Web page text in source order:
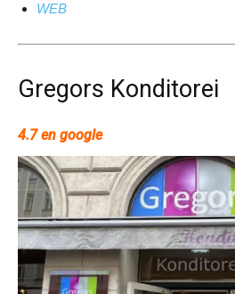
WEB
Gregors Konditorei
4.7 en google